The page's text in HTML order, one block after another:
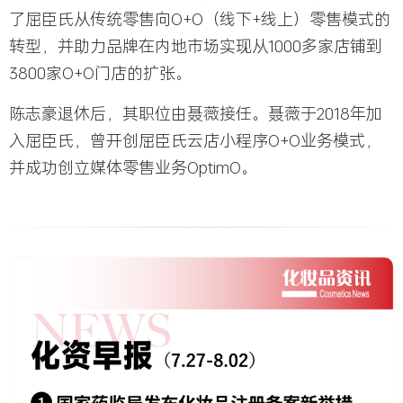
了屈臣氏从传统零售向O+O（线下+线上）零售模式的
转型，并助力品牌在内地市场实现从1000多家店铺到
3800家O+O门店的扩张。
陈志豪退休后，其职位由聂薇接任。聂薇于2018年加
入屈臣氏，曾开创屈臣氏云店小程序O+O业务模式，
并成功创立媒体零售业务OptimO。